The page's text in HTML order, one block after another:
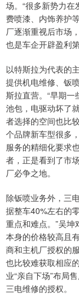
场。“很多新势力
费喷漆、内饰养护
厂逐渐重视后市场
也是车企开辟盈利
以特斯拉为代表的
提供机电维修、钣
斯拉直营。“早期
池包，电驱动坏了
者选择的空间也比
个品牌新车型很多
服务的精细化要求
者，正是看到了市
厂必争之地。
除钣喷业务外，三
据整车40%左右的
重点和难点。”吴
本身的价格较高且
商和主机厂授权的
也比较难获取相应
业“亲自下场”布局
三电维修的授权。